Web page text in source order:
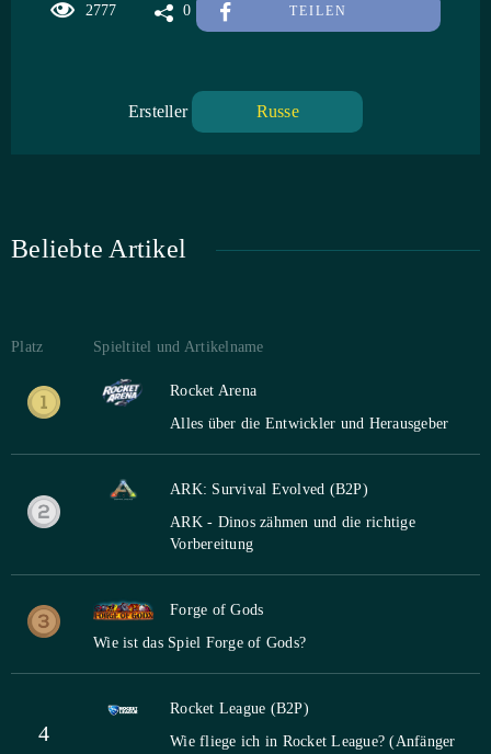
2777 0 TEILEN
Ersteller Russe
Beliebte Artikel
Platz Spieltitel und Artikelname
Rocket Arena
Alles über die Entwickler und Herausgeber
ARK: Survival Evolved (B2P)
ARK - Dinos zähmen und die richtige
Vorbereitung
Forge of Gods
Wie ist das Spiel Forge of Gods?
4
Rocket League (B2P)
Wie fliege ich in Rocket League? (Anfänger